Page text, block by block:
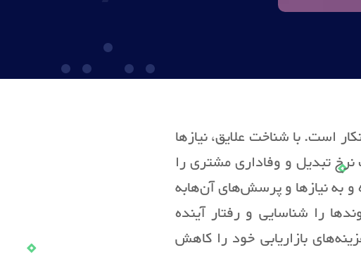
است. با شناخت علایق، نیازها
تبدیل و وفاداری مشتری را
و به نیازها و پرسش‌های آن‌هابه
را شناسایی و رفتار آینده
بازاریابی خود را کاهش